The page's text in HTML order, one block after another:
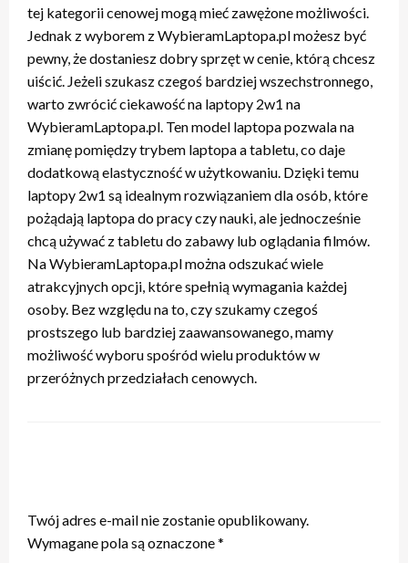
tej kategorii cenowej mogą mieć zawężone możliwości.
Jednak z wyborem z WybieramLaptopa.pl możesz być
pewny, że dostaniesz dobry sprzęt w cenie, którą chcesz
uiścić. Jeżeli szukasz czegoś bardziej wszechstronnego,
warto zwrócić ciekawość na laptopy 2w1 na
WybieramLaptopa.pl. Ten model laptopa pozwala na
zmianę pomiędzy trybem laptopa a tabletu, co daje
dodatkową elastyczność w użytkowaniu. Dzięki temu
laptopy 2w1 są idealnym rozwiązaniem dla osób, które
pożądają laptopa do pracy czy nauki, ale jednocześnie
chcą używać z tabletu do zabawy lub oglądania filmów.
Na WybieramLaptopa.pl można odszukać wiele
atrakcyjnych opcji, które spełnią wymagania każdej
osoby. Bez względu na to, czy szukamy czegoś
prostszego lub bardziej zaawansowanego, mamy
możliwość wyboru spośród wielu produktów w
przeróżnych przedziałach cenowych.
Twój adres e-mail nie zostanie opublikowany.
Wymagane pola są oznaczone*